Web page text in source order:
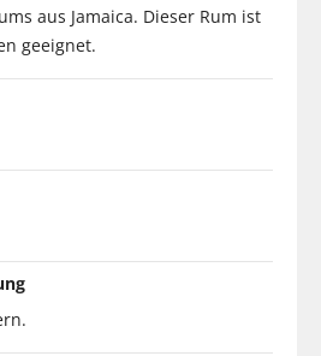
aus Jamaica. Dieser Rum ist
geeignet.